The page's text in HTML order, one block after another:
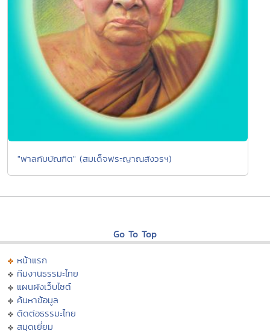
"พาลกับบัณฑิต" (สมเด็จพระญาณสังวรฯ)
Go To Top
หน้าแรก
ทีมงานธรรมะไทย
แผนผังเว็บไซต์
ค้นหาข้อมูล
ติดต่อธรรมะไทย
สมุดเยี่ยม